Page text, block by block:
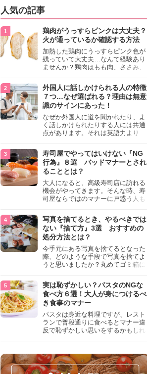
人気の記事
鶏肉がうっすらピンクは大丈夫？
火が通っているか確認する方法
加熱した鶏肉にうっすらピンク色が
残っていて大丈夫…なんて経験あり
ませんか？鶏肉はもも肉、ささみ、
わいが異なり、いろいろと楽しめる
料理ですが、鶏肉は加熱した後でも
うっすらピンク色の部分が大丈夫な
のと気になるときがあります。この
記事では生焼けか火が通っているの
かを確認する方法や、鶏肉を調理す
るときの注意点を紹介しますので、
参考にしてみてくださいね。
外国人に話しかけられる人の特徴
７つ…なぜ選ばれる？理由は無意
識のサインにあった！
なぜか外国人に道を聞かれたり、よ
く話しかけられたりする人には共通
点があります。それは英語力より
けても大丈夫」というサインが関係
しています。よく選ばれる人の特徴
や、英語が苦手でも焦らない対処
法、自分を守るための注意点を詳し
く解説します。
寿司屋でやってはいけない『NG
行為』８選 バッドマナーとされ
ることとは？
大人になると、高級寿司店に訪れる
機会がやってきます。そんな時、寿
司屋ならではのマナーに戸惑う人も
らためて寿司屋でやってはいけない
『NG行為』をチェックしましょう。
写真を捨てるとき、やるべきでは
ない『捨て方』3選 おすすめの
処分方法とは？
今手元にある写真を捨てるとなった
際、どのような手段で写真を捨てよ
うと思いましたか？丸めてゴミ箱に
真は個人情報が詰まっているので、
ただ丸めただけの状態で捨ててしま
うのは危険です。写真にすべきでは
ない捨て方をまとめているので、ぜ
ひチェックしておきましょう。
実は恥ずかしい？パスタのNGな
食べ方６選！大人が身につけるべ
き食事のマナー
パスタは身近な料理ですが、レスト
ランで普段通りに食べるとマナー違
反で恥ずかしい思いをするかもしれ
して、正しい食べ方を確認しましょ
う。大人の嗜みとして知っておきた
い新常識を解説します。